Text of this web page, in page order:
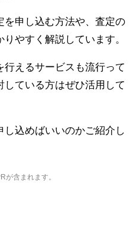
を申し込む方法や、査定の
やすく解説しています。
えるサービスも流行って
ている方はぜひ活用して
し込めばいいのかご紹介し
含まれます。